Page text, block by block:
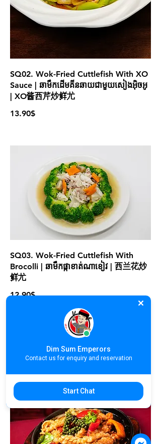
SQ02. Wok-Fried Cuttlefish With XO
Sauce | ឆាមឹកដើមគីនឆាយជាមួយសៀងអ៊ិចអូ
| XO酱西芹炒鲜尤
13.90$
SQ03. Wok-Fried Cuttlefish With
Brocolli | ឆាមឹកផ្កាខាត់ណាខៀវ | 西兰花炒
鲜尤
12.90$
Dim Sum Emperors
Contact us for enquiry and reservation
Start Chat